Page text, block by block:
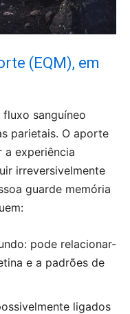
(EQM), em
sanguíneo
parietais. O aporte
a experiência
irreversivelmente
guarde memória
pode relacionar-
e a padrões de
ligados